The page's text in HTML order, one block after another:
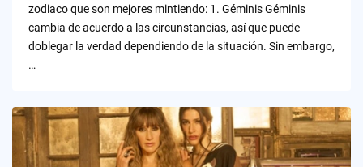
zodiaco que son mejores mintiendo: 1. Géminis Géminis
cambia de acuerdo a las circunstancias, así que puede
doblegar la verdad dependiendo de la situación. Sin embargo,
…